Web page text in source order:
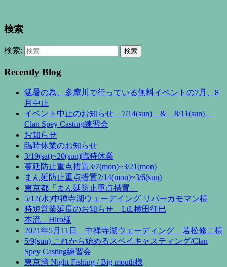
検索
検索:
Recently Blog
猛暑の為、多摩川で行っている無料イベントの7月、8
月中止
イベント中止のお知らせ 7/14(sun) & 8/11(sun)
Clan Spey Casting練習会
お知らせ
臨時休業のお知らせ
3/19(sat)~20(sun)臨時休業
蔓延防止重点措置3/7(mon)~3/21(mon)
まん延防止重点措置2/14(mon)~3/6(sun)
東京都「まん延防止重点措置」
5/12(水)中禅寺湖ウェーデイング リバーカモマン様
時短営業延長のお知らせ LtL横田征巳
本流 Hiro様
2021年5月11日 中禅寺湖ウェーディング 若松修二様
5/9(sun) これから始めるスペイキャスティング/Clan
Spey Casting練習会
東京湾 Night Fishing / Big mouth様